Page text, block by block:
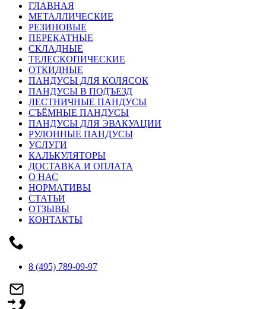
ГЛАВНАЯ
МЕТАЛЛИЧЕСКИЕ
РЕЗИНОВЫЕ
ПЕРЕКАТНЫЕ
СКЛАДНЫЕ
ТЕЛЕСКОПИЧЕСКИЕ
ОТКИДНЫЕ
ПАНДУСЫ ДЛЯ КОЛЯСОК
ПАНДУСЫ В ПОДЪЕЗД
ЛЕСТНИЧНЫЕ ПАНДУСЫ
СЪЁМНЫЕ ПАНДУСЫ
ПАНДУСЫ ДЛЯ ЭВАКУАЦИИ
РУЛОННЫЕ ПАНДУСЫ
УСЛУГИ
КАЛЬКУЛЯТОРЫ
ДОСТАВКА И ОПЛАТА
О НАС
НОРМАТИВЫ
СТАТЬИ
ОТЗЫВЫ
КОНТАКТЫ
8 (495) 789-09-97